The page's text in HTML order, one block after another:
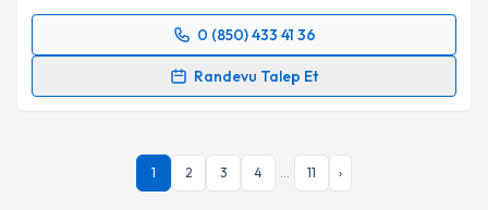
0 (850) 433 41 36
Randevu Talep Et
Randevu Takvimi Talebi
almanız için bir takvim hazırlandığında e-posta ile
bilgilendireceğiz.
1 2 3 4 ... 11 ›